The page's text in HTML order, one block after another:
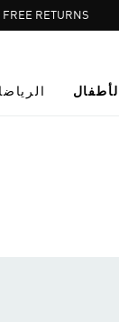
FREE RETURNS
الأطفال